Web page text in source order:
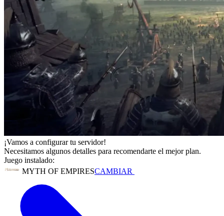
¡Vamos a configurar tu servidor!
Necesitamos algunos detalles para recomendarte el mejor plan.
Juego instalado:
MYTH OF EMPIRESCAMBIAR